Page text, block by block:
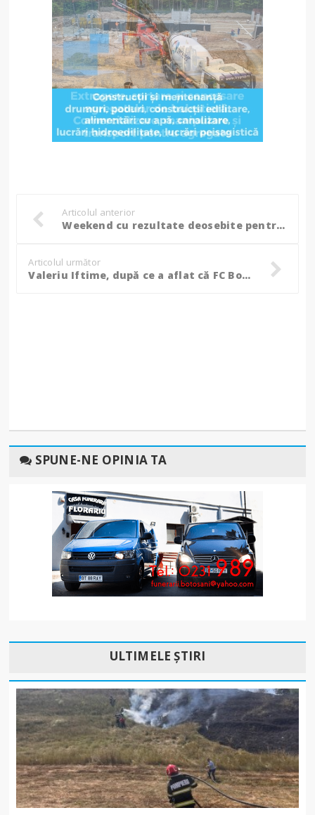
Articolul anterior
Weekend cu rezultate deosebite pentru sportivii CSS Botoșani! (Foto)
Articolul următor
Valeriu Iftime, după ce a aflat că FC Botoșani va juca barajul: ”FCSB nu este o echipă de speriat, chiar dacă are fotbaliști foarte buni!”
SPUNE-NE OPINIA TA
ULTIMELE ȘTIRI